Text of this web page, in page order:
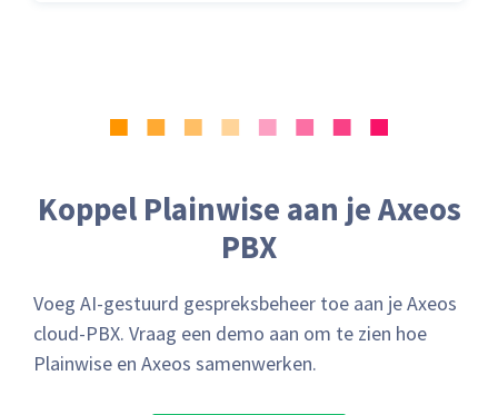
Koppel Plainwise aan je Axeos
PBX
Voeg AI-gestuurd gespreksbeheer toe aan je Axeos
cloud-PBX. Vraag een demo aan om te zien hoe
Plainwise en Axeos samenwerken.